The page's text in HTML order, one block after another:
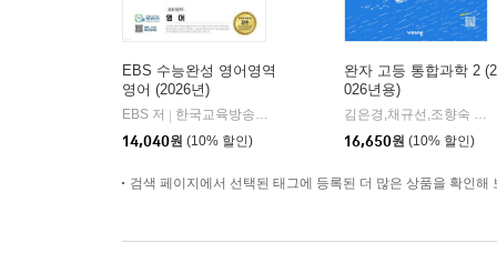
EBS 수능완성 영어영역
영어 (2026년)
EBS 저
한국교육방송공사
14,040원 (10% 할인)
완자 고등 통합과학 2 (2
026년용)
김은경,채규선,조향숙 등저
16,650원 (10% 할인)
검색 페이지에서 선택된 태그에 등록된 더 많은 상품을 확인해